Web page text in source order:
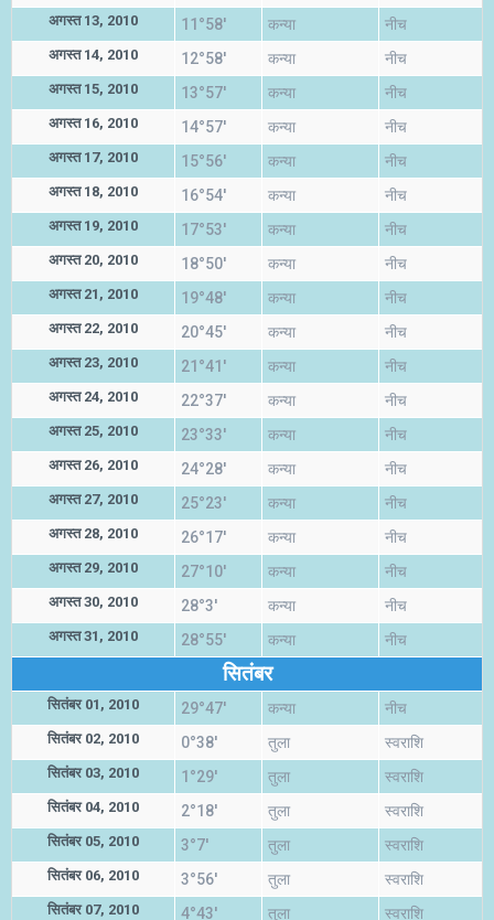
अगस्त 13, 2010 11°58' कन्या नीच
अगस्त 14, 2010 12°58' कन्या नीच
अगस्त 15, 2010 13°57' कन्या नीच
अगस्त 16, 2010 14°57' कन्या नीच
अगस्त 17, 2010 15°56' कन्या नीच
अगस्त 18, 2010 16°54' कन्या नीच
अगस्त 19, 2010 17°53' कन्या नीच
अगस्त 20, 2010 18°50' कन्या नीच
अगस्त 21, 2010 19°48' कन्या नीच
अगस्त 22, 2010 20°45' कन्या नीच
अगस्त 23, 2010 21°41' कन्या नीच
अगस्त 24, 2010 22°37' कन्या नीच
अगस्त 25, 2010 23°33' कन्या नीच
अगस्त 26, 2010 24°28' कन्या नीच
अगस्त 27, 2010 25°23' कन्या नीच
अगस्त 28, 2010 26°17' कन्या नीच
अगस्त 29, 2010 27°10' कन्या नीच
अगस्त 30, 2010 28°3' कन्या नीच
अगस्त 31, 2010 28°55' कन्या नीच
सितंबर
सितंबर 01, 2010 29°47' कन्या नीच
सितंबर 02, 2010 0°38' तुला स्वराशि
सितंबर 03, 2010 1°29' तुला स्वराशि
सितंबर 04, 2010 2°18' तुला स्वराशि
सितंबर 05, 2010 3°7' तुला स्वराशि
सितंबर 06, 2010 3°56' तुला स्वराशि
सितंबर 07, 2010 4°43' तुला स्वराशि